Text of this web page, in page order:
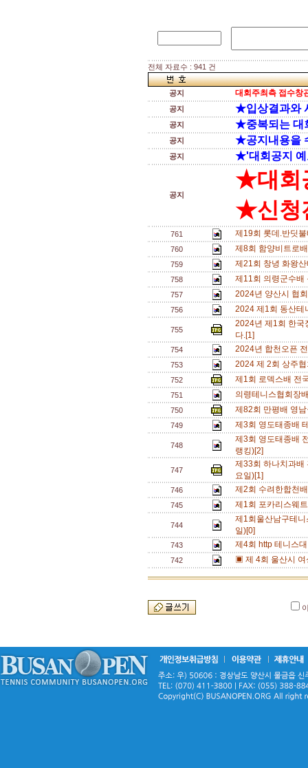
전체 자료수 : 941 건
공지 대회주최측 접수창
공지 ★입상결과와
공지 ★중복되는 대
공지 ★공지내용을
공지 ★'대회공지 예
공지
★대회
★신청
761 제19회 롯데.반딧
760 제8회 함양비트로
759 제21회 창녕 화왕
758 제11회 의령군수
757 2024년 양산시 협
756 2024 제1회 동산
755
2024년 제1회 한국
다.[1]
754 2024년 합천오픈
753 2024 제 2회 상주
752 제1회 로덱스배 전
751 의령테니스협회장
750 제82회 만평배 영
749 제3회 영도태종배
748
제3회 영도태종배
랭킹)[2]
747
제33회 하나치과배
요일)[1]
746 제2회 수려한합천
745 제1회 포카리스웨
744
제1회울산남구테
일)[0]
743 제4회 http 테니스
742 ▣ 제 4회 울산시